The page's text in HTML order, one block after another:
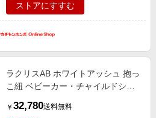
ストアにすすむ
ラクリスAB ホワイトアッシュ 抱っ
こ紐 ベビーカー・チャイルドシー
グッズ 抱っこ紐・スリング
￥ 32,780送料無料